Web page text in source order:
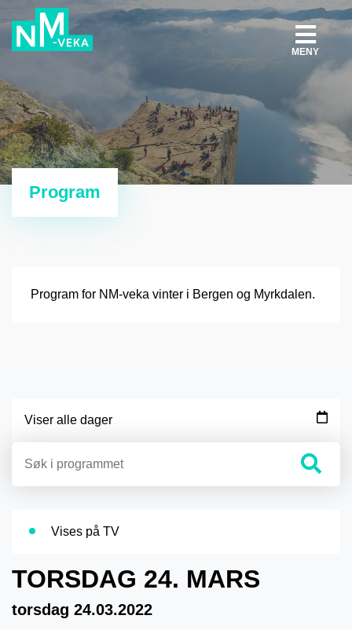
MENY
Program
Program for NM-veka vinter i Bergen og Myrkdalen.
Viser alle dager
Vises på TV
TORSDAG 24. MARS
torsdag 24.03.2022